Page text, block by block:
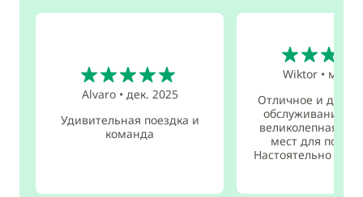
Alvaro• дек. 2025
Удивительная поездка и
команда
Wiktor• мая
Отличное и
обслуживание на
великолепная
мест для
Настоятельно